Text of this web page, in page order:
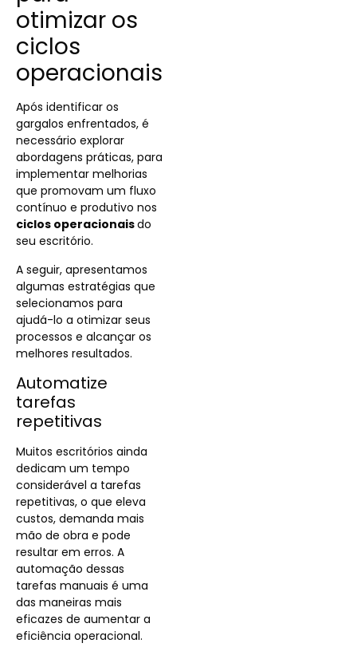
otimizar os
ciclos
operacionais
Após identificar os
gargalos enfrentados, é
necessário explorar
abordagens práticas, para
implementar melhorias
que promovam um fluxo
contínuo e produtivo nos
ciclos operacionaisdo
seu escritório.
A seguir, apresentamos
algumas estratégias que
selecionamos para
ajudá-lo a otimizar seus
processos e alcançar os
melhores resultados.
Automatize
tarefas
repetitivas
Muitos escritórios ainda
dedicam um tempo
considerável a tarefas
repetitivas, o que eleva
custos, demanda mais
mão de obra e pode
resultar em erros. A
automação dessas
tarefas manuais é uma
das maneiras mais
eficazes de aumentar a
eficiência operacional.